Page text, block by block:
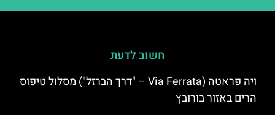
חשוב לדעת
ויה פראטה (Via Ferrata – "דרך הברזל") מסלול טיפוס
הרים באזור בורובץ